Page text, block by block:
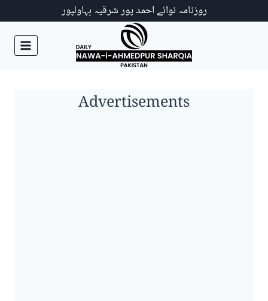
روزنامہ نوائے احمد پور شرقیہ بہاولپور
Advertisements